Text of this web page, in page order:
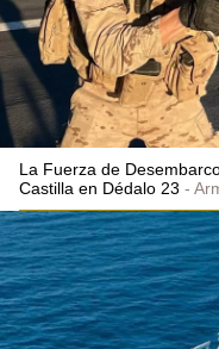
La Fuerza de
Castilla en Dédalo 23